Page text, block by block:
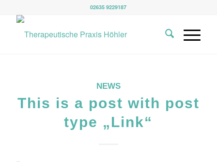
02635 9229187
NEWS
This is a post with post
type „Link“